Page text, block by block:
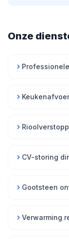
Onze
CV-storing
Gootsteen
Verwarming